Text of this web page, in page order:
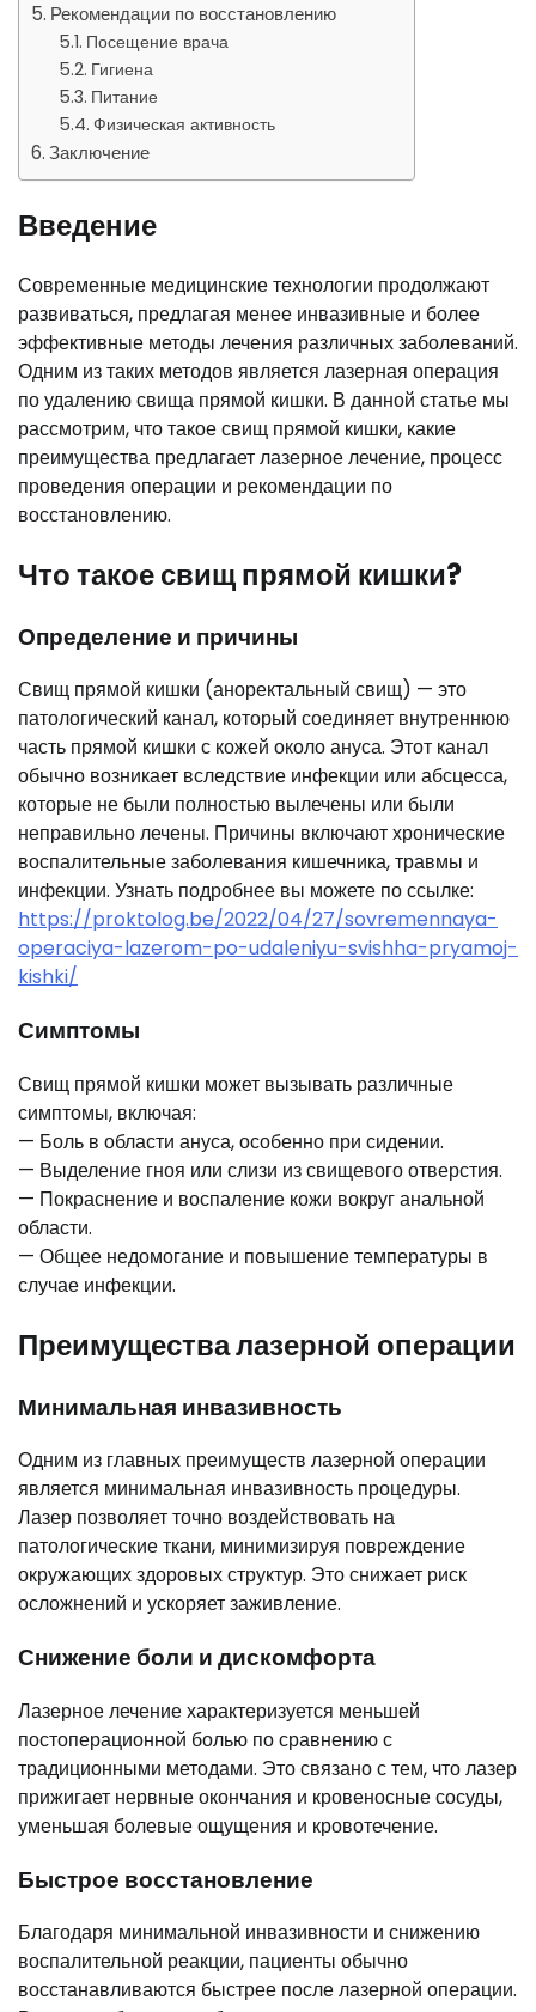
Рекомендации по восстановлению
Посещение врача
Гигиена
Питание
Физическая активность
Заключение
Введение
Современные медицинские технологии продолжают
развиваться, предлагая менее инвазивные и более
эффективные методы лечения различных заболеваний.
Одним из таких методов является лазерная операция
по удалению свища прямой кишки. В данной статье мы
рассмотрим, что такое свищ прямой кишки, какие
преимущества предлагает лазерное лечение, процесс
проведения операции и рекомендации по
восстановлению.
Что такое свищ прямой кишки?
Определение и причины
Свищ прямой кишки (аноректальный свищ) — это
патологический канал, который соединяет внутреннюю
часть прямой кишки с кожей около ануса. Этот канал
обычно возникает вследствие инфекции или абсцесса,
которые не были полностью вылечены или были
неправильно лечены. Причины включают хронические
воспалительные заболевания кишечника, травмы и
инфекции. Узнать подробнее вы можете по ссылке:
https://proktolog.be/2022/04/27/sovremennaya-
operaciya-lazerom-po-udaleniyu-svishha-pryamoj-
kishki/
Симптомы
Свищ прямой кишки может вызывать различные
симптомы, включая:
— Боль в области ануса, особенно при сидении.
— Выделение гноя или слизи из свищевого отверстия.
— Покраснение и воспаление кожи вокруг анальной
области.
— Общее недомогание и повышение температуры в
случае инфекции.
Преимущества лазерной операции
Минимальная инвазивность
Одним из главных преимуществ лазерной операции
является минимальная инвазивность процедуры.
Лазер позволяет точно воздействовать на
патологические ткани, минимизируя повреждение
окружающих здоровых структур. Это снижает риск
осложнений и ускоряет заживление.
Снижение боли и дискомфорта
Лазерное лечение характеризуется меньшей
постоперационной болью по сравнению с
традиционными методами. Это связано с тем, что лазер
прижигает нервные окончания и кровеносные сосуды,
уменьшая болевые ощущения и кровотечение.
Быстрое восстановление
Благодаря минимальной инвазивности и снижению
воспалительной реакции, пациенты обычно
восстанавливаются быстрее после лазерной операции.